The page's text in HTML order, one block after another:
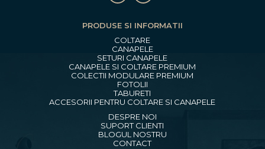
PRODUSE SI INFORMATII
COLTARE
CANAPELE
SETURI CANAPELE
CANAPELE SI COLTARE PREMIUM
COLECTII MODULARE PREMIUM
FOTOLII
TABURETI
ACCESORII PENTRU COLTARE SI CANAPELE
DESPRE NOI
SUPORT CLIENTI
BLOGUL NOSTRU
CONTACT